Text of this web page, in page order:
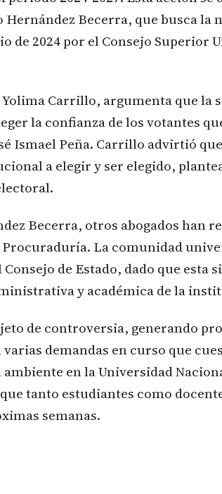
Becerra, que busca la
de 2024 por el Consejo Superior
Carrillo, argumenta que la
la confianza de los votantes
Ismael Peña. Carrillo advirtió
a elegir y ser elegido,
Becerra, otros abogados han
Procuraduría. La comunidad
de Estado, dado que esta
y académica de la
de controversia, generando
demandas en curso que
en la Universidad
tanto estudiantes como
semanas.